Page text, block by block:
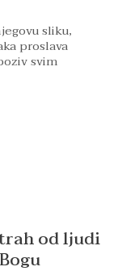
sliku,
proslava
svim
od ljudi